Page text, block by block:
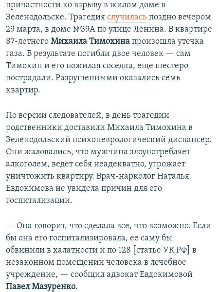
причастности ко взрыву в жилом доме в
Зеленодольске. Трагедия случилась поздно вечером
29 марта, в доме №39А по улице Ленина. В квартире
87-летнего Михаила Тимохина произошла утечка
газа. В результате погибли двое человек — сам
Тимохин и его пожилая соседка, еще шестеро
пострадали. Разрушенными оказались семь
квартир.
По версии следователей, в день трагедии
родственники доставили Михаила Тимохина в
Зеленодольский психоневрологический диспансер.
Они жаловались, что мужчина злоупотребляет
алкоголем, ведет себя неадекватно, угрожает
уничтожить квартиру. Врач-нарколог Наталья
Евдокимова не увидела причин для его
госпитализации.
— Она говорит, что сделала все, что возможно. Если
бы она его госпитализировала, ее саму бы
обвинили в халатности и по 128 [статье УК РФ] в
незаконном помещении человека в лечебное
учреждение, — сообщил адвокат Евдокимовой
Павел Мазуренко.